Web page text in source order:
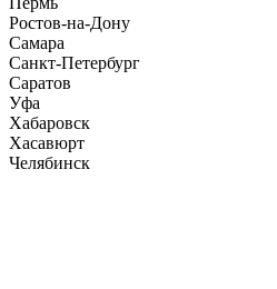
Ростов-на-Дону
Самара
Санкт-Петербург
Саратов
Уфа
Хабаровск
Хасавюрт
Челябинск